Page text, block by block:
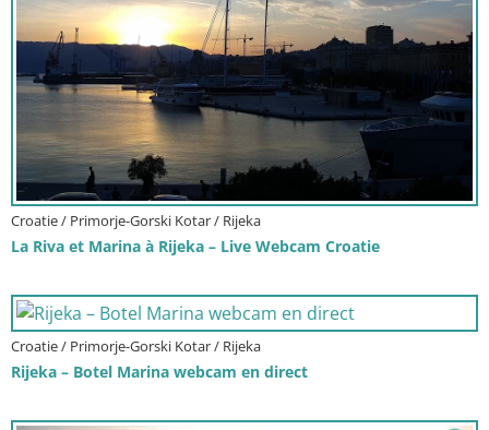
Croatie / Primorje-Gorski Kotar / Rijeka
La Riva et Marina à Rijeka – Live Webcam Croatie
Croatie / Primorje-Gorski Kotar / Rijeka
Rijeka – Botel Marina webcam en direct